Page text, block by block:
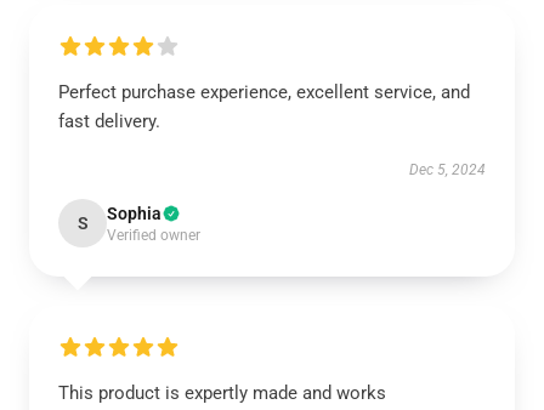
Perfect purchase experience, excellent service, and
fast delivery.
Dec 5, 2024
S Sophia
Verified owner
This product is expertly made and works